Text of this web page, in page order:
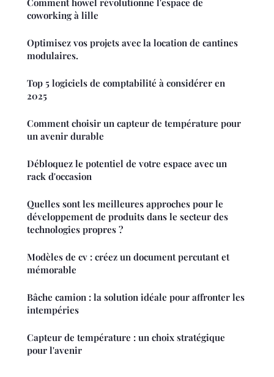
Comment howel révolutionne l'espace de
coworking à lille
Optimisez vos projets avec la location de cantines
modulaires.
Top 5 logiciels de comptabilité à considérer en
2025
Comment choisir un capteur de température pour
un avenir durable
Débloquez le potentiel de votre espace avec un
rack d'occasion
Quelles sont les meilleures approches pour le
développement de produits dans le secteur des
technologies propres ?
Modèles de cv : créez un document percutant et
mémorable
Bâche camion : la solution idéale pour affronter les
intempéries
Capteur de température : un choix stratégique
pour l'avenir